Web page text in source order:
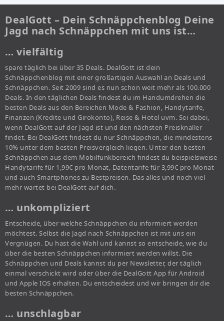
DealGott – Dein Schnäppchenblog Deine
Jagd nach Schnäppchen mit uns ist…
… vielfältig
spare täglich bei über 35 Deals. DealGott ist dein
Schnäppchenblog mit einer großartigen Auswahl an Deals und
Schnäppchen. Seit 2009 sind es nun schon weit mehr als 100.000
Deals. In den täglichen Deals findest du im Handumdrehen die
besten Deals aus den Bereichen Mode & Fashion, Handytarife,
Finanzen (Kredite und Girokonto), Reise & Hotel uvm. Sei dabei,
wenn DealGott auf der Jagd ist und den nächsten Preisknaller
findet. Bei DealGott findest du nur Schnäppchen, die mindestens
10% unter dem besten Preisvergleich liegen. Unter den besten
Schnäppchen aus dem Mobilfunkbereich findest du beispielsweise
Handytarife für 1,99€ pro Monat, Datentarife für 3,99€ pro Monat
und auch Smartphones zu Bestpreisen. Das alles und noch viel
mehr wartet bei DealGott auf dich.
… unkompliziert
Entscheide, über welche Schnäppchen du informiert werden
möchtest. Selbst die Jagd nach Schnäppchen ist mit uns ein
Vergnügen. Du hast die Wahl und kannst so entscheide, wie du
über die besten Schnäppchen informiert werden willst. Die
Schnäppchen und Deals kannst du per Newsletter, der täglich
einmal verschickt wird oder über die DealGott App für Android
und Apple IOS erhalten. Du entscheidest und wir bringen dir die
besten Schnäppchen.
… unschlagbar